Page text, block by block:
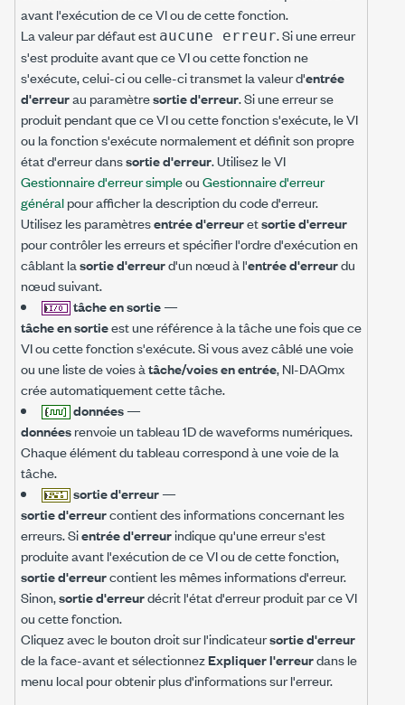
avant l'exécution de ce VI ou de cette fonction.
La valeur par défaut est aucune erreur. Si une erreur
s'est produite avant que ce VI ou cette fonction ne
s'exécute, celui-ci ou celle-ci transmet la valeur d'entrée
d'erreurau paramètresortie d'erreur. Si une erreur se
produit pendant que ce VI ou cette fonction s'exécute, le VI
ou la fonction s'exécute normalement et définit son propre
état d'erreur danssortie d'erreur. Utilisez le VI
Gestionnaire d'erreur simpleouGestionnaire d'erreur
généralpour afficher la description du code d'erreur.
Utilisez les paramètresentrée d'erreuretsortie d'erreur
pour contrôler les erreurs et spécifier l'ordre d'exécution en
câblant lasortie d'erreurd'un nœud à l'entrée d'erreurdu
nœud suivant.
tâche en sortie—
tâche en sortieest une référence à la tâche une fois que ce
VI ou cette fonction s'exécute. Si vous avez câblé une voie
ou une liste de voies àtâche/voies en entrée, NI-DAQmx
crée automatiquement cette tâche.
données—
donnéesrenvoie un tableau 1D de waveforms numériques.
Chaque élément du tableau correspond à une voie de la
tâche.
sortie d'erreur—
sortie d'erreurcontient des informations concernant les
erreurs. Sientrée d'erreurindique qu'une erreur s'est
produite avant l'exécution de ce VI ou de cette fonction,
sortie d'erreurcontient les mêmes informations d'erreur.
Sinon,sortie d'erreurdécrit l'état d'erreur produit par ce VI
ou cette fonction.
Cliquez avec le bouton droit sur l'indicateursortie d'erreur
de la face-avant et sélectionnezExpliquer l'erreurdans le
menu local pour obtenir plus d'informations sur l'erreur.